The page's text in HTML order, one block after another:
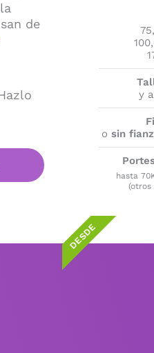
de
y
o sin
hasta
(otros
DESDE